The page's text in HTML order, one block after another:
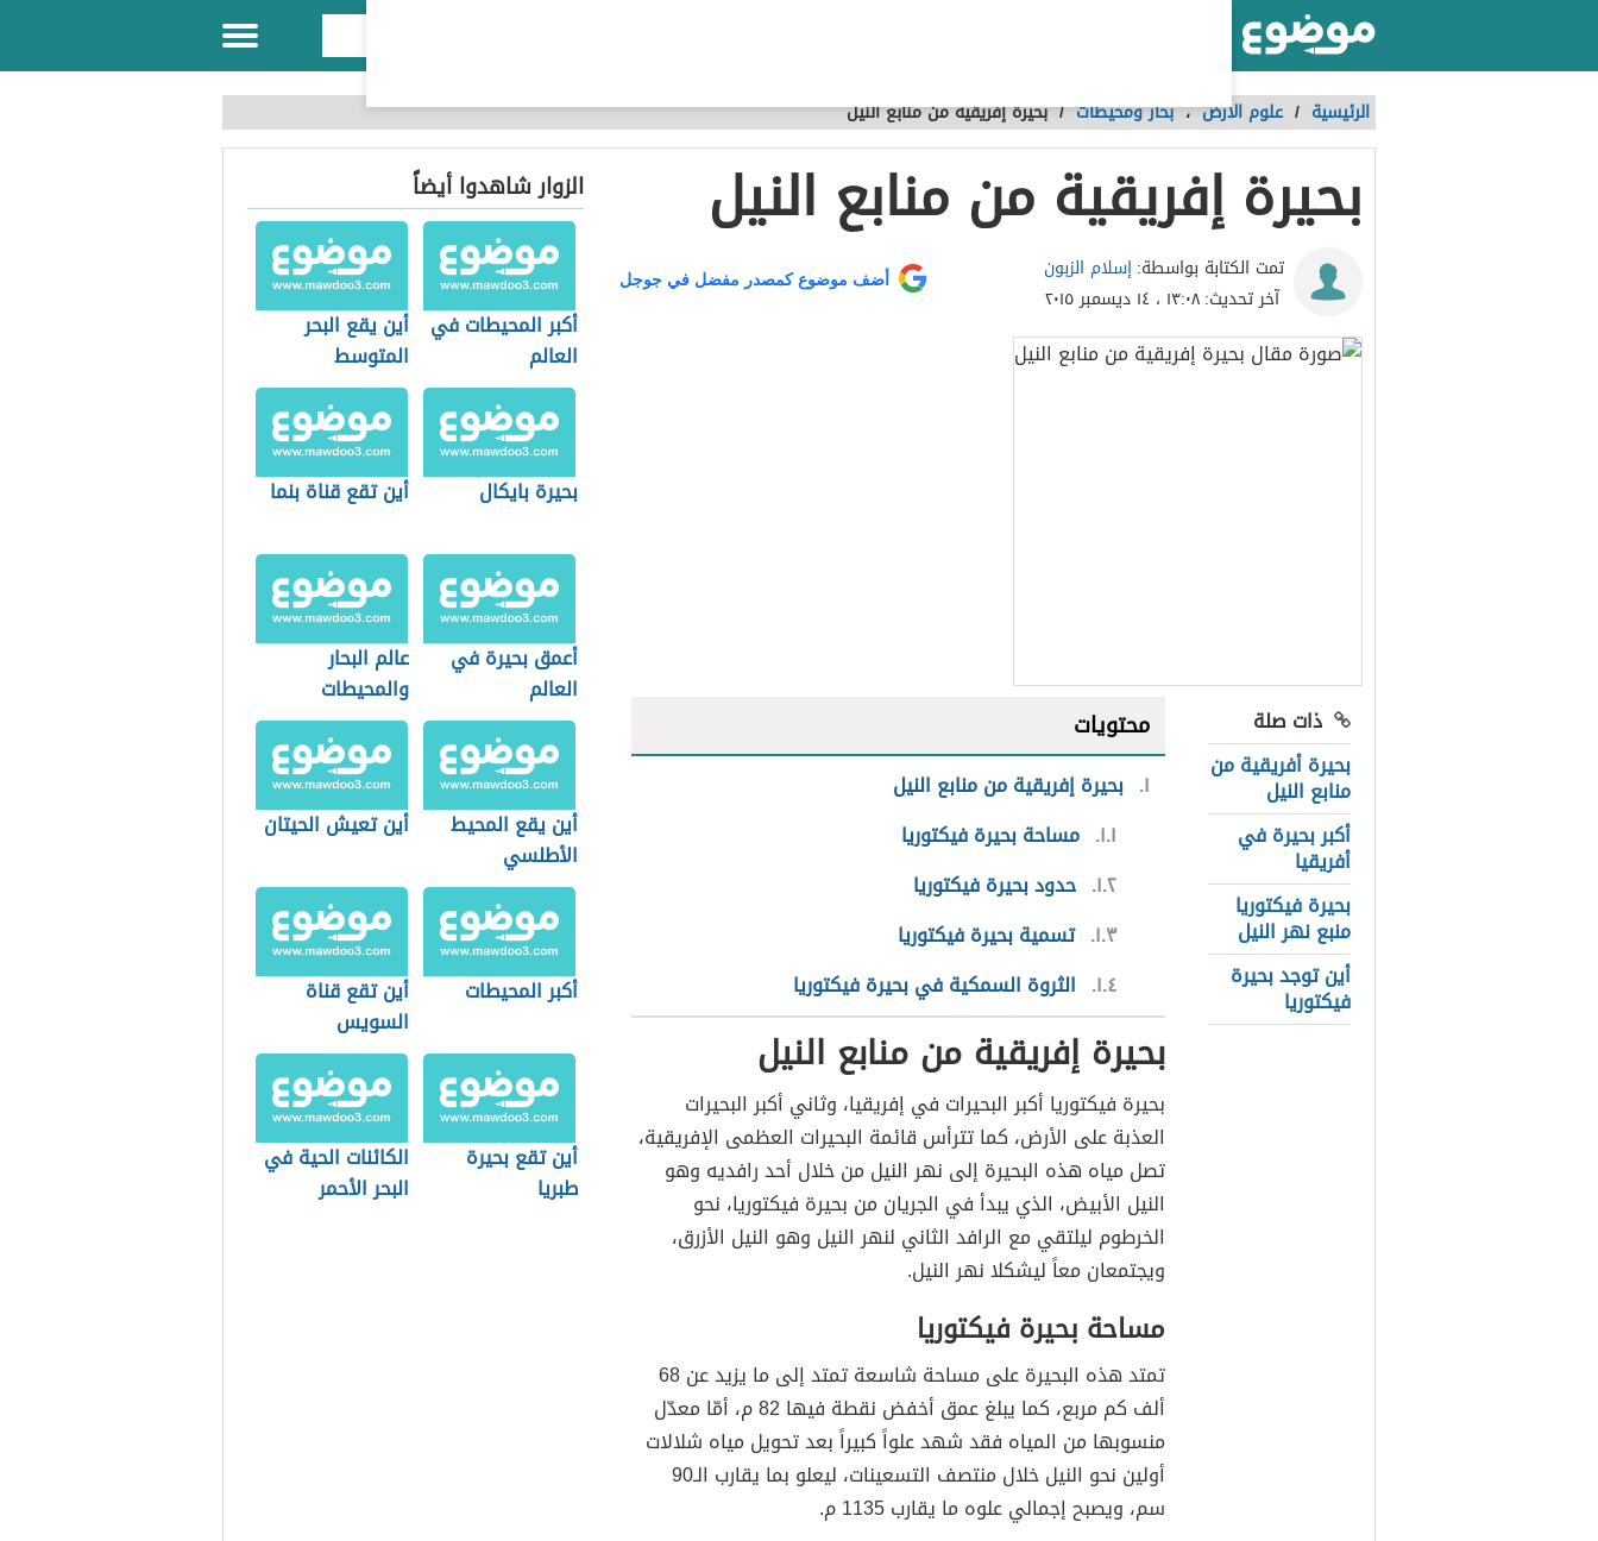
الرئيسية / علوم الأرض،بحار ومحيطات /بحيرة إفريقية من منابع النيل
بحيرة إفريقية من منابع النيل
تمت الكتابة بواسطة:إسلام الزبون
آخر تحديث:١٣:٠٨ ، ١٤ ديسمبر ٢٠١٥
أضف موضوع كمصدر مفضل في جوجل
ذات صلة
بحيرة أفريقية من
منابع النيل
أكبر بحيرة في
أفريقيا
بحيرة فيكتوريا
منبع نهر النيل
أين توجد بحيرة
فيكتوريا
محتويات
١ بحيرة إفريقية من منابع النيل
١.١ مساحة بحيرة فيكتوريا
١.٢ حدود بحيرة فيكتوريا
١.٣ تسمية بحيرة فيكتوريا
١.٤ الثروة السمكية في بحيرة فيكتوريا
بحيرة إفريقية من منابع النيل
بحيرة فيكتوريا أكبر البحيرات في إفريقيا، وثاني أكبر البحيرات
العذبة على الأرض، كما تترأس قائمة البحيرات العظمى الإفريقية،
تصل مياه هذه البحيرة إلى نهر النيل من خلال أحد رافديه وهو
النيل الأبيض، الذي يبدأ في الجريان من بحيرة فيكتوريا، نحو
الخرطوم ليلتقي مع الرافد الثاني لنهر النيل وهو النيل الأزرق،
ويجتمعان معاً ليشكلا نهر النيل.
مساحة بحيرة فيكتوريا
تمتد هذه البحيرة على مساحة شاسعة تمتد إلى ما يزيد عن 68
ألف كم مربع، كما يبلغ عمق أخفض نقطة فيها 82 م، أمّا معدّل
منسوبها من المياه فقد شهد علواً كبيراً بعد تحويل مياه شلالات
أولين نحو النيل خلال منتصف التسعينات، ليعلو بما يقارب الـ90
سم، ويصبح إجمالي علوه ما يقارب 1135 م.
الزوار شاهدوا أيضاً
أكبر المحيطات في
العالم
أين يقع البحر
المتوسط
بحيرة بايكال أين تقع قناة بنما
أعمق بحيرة في
العالم
عالم البحار
والمحيطات
أين يقع المحيط
الأطلسي
أين تعيش الحيتان
أكبر المحيطات
أين تقع قناة
السويس
أين تقع بحيرة
طبريا
الكائنات الحية في
البحر الأحمر